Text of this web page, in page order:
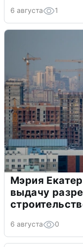
6 августа 1
Мэрия
выдачу
6 августа 0